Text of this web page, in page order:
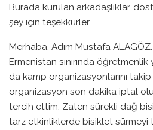
Burada kurulan arkadaşlıklar,
şey için teşekkürler.
Merhaba. Adım Mustafa
Ermenistan sınırında
da kamp organizasyonlarını takip
organizasyon son dakika iptal
tercih ettim. Zaten sürekli dağ
tarz etkinliklerde bisiklet sürmeyi